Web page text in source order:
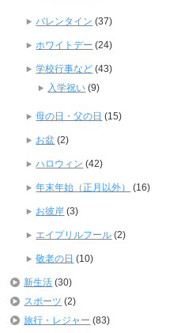
バレンタイン (37)
ホワイトデー (24)
学校行事など (43)
入学祝い (9)
母の日・父の日 (15)
お盆 (2)
ハロウィン (42)
年末年始（正月以外） (16)
お彼岸 (3)
エイプリルフール (2)
敬老の日 (10)
新生活 (30)
スポーツ (2)
旅行・レジャー (83)